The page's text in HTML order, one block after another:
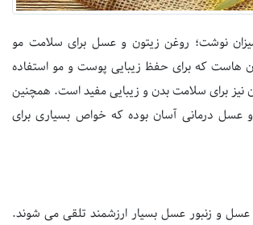
نوشت؛ روغن زیتون و عسل برای سلامت مو
که برای حفظ زیبایی پوست و مو استفاده
برای سلامت بدن و زیبایی مفید است. همچنین
عسل درمانی آسان بوده که خواص بسیاری برای
و زنبور عسل بسیار ارزشمند تلقی می شوند.